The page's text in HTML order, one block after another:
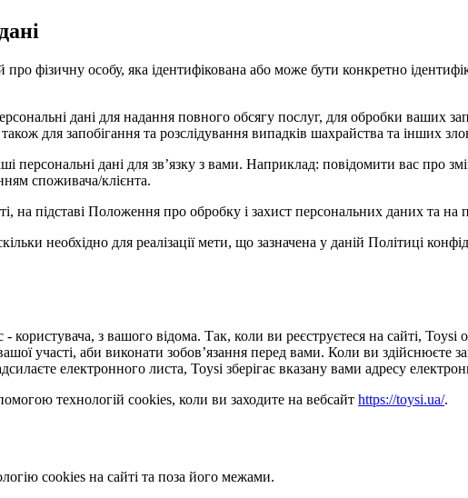
про фізичну особу, яка ідентифікована або може бути конкретно
дані для надання повного обсягу послуг, для обробки ваших
для запобігання та розслідування випадків шахрайства та інших
персональні дані для зв’язку з вами. Наприклад: повідомити вас про
споживача/клієнта.
на підставі Положення про обробку і захист персональних даних та на
необхідно для реалізації мети, що зазначена у даній Політиці
- користувача, з вашого відома. Так, коли ви реєструєтеся на сайті,
участі, аби виконати зобов’язання перед вами. Коли ви здійснюєте
електронного листа, Toysi зберігає вказану вами адресу
технологій cookies, коли ви заходите на вебсайт https://toysi.ua/.
cookies на сайті та поза його межами.